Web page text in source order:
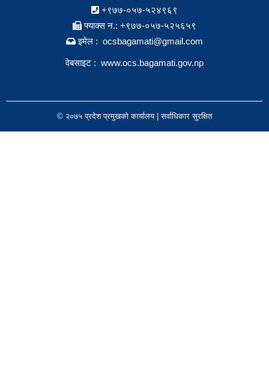
+९७७-०५७-५२४९६९
फ्याक्स न.: +९७७-०५७-५२५६५९
इमेल : ocsbagamati@gmail.com
वेबसाइट : www.ocs.bagamati.gov.np
© २०७५ प्रदेश प्रमुखको कार्यालय | सर्वाधिकार सुरक्षित